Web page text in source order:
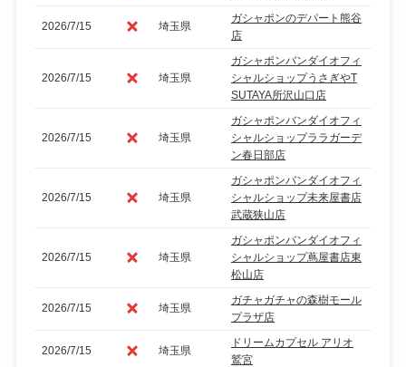
2026/7/15 埼玉県
ガシャポンのデパート熊谷
店
2026/7/15 埼玉県
ガシャポンバンダイオフィ
シャルショップうさぎやT
SUTAYA所沢山口店
2026/7/15 埼玉県
ガシャポンバンダイオフィ
シャルショップララガーデ
ン春日部店
2026/7/15 埼玉県
ガシャポンバンダイオフィ
シャルショップ未来屋書店
武蔵狭山店
2026/7/15 埼玉県
ガシャポンバンダイオフィ
シャルショップ蔦屋書店東
松山店
2026/7/15 埼玉県
ガチャガチャの森樹モール
プラザ店
2026/7/15 埼玉県
ドリームカプセル アリオ
鷲宮